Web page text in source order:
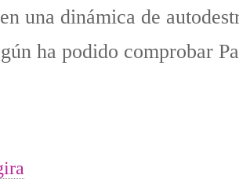
una dinámica de
ha podido comprobar